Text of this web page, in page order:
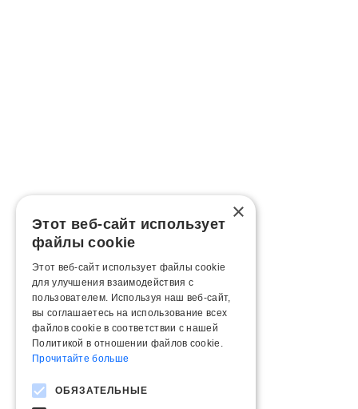
×
Этот веб-сайт использует
файлы cookie
Этот веб-сайт использует файлы cookie
для улучшения взаимодействия с
пользователем. Используя наш веб-сайт,
вы соглашаетесь на использование всех
файлов cookie в соответствии с нашей
Политикой в ​​отношении файлов cookie.
Прочитайте больше
ОБЯЗАТЕЛЬНЫЕ